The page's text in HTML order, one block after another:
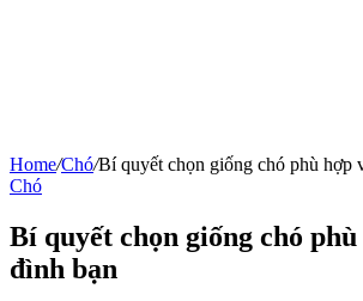
Home/Chó/Bí quyết chọn giống chó phù hợp
Chó
Bí quyết chọn giống chó
đình bạn